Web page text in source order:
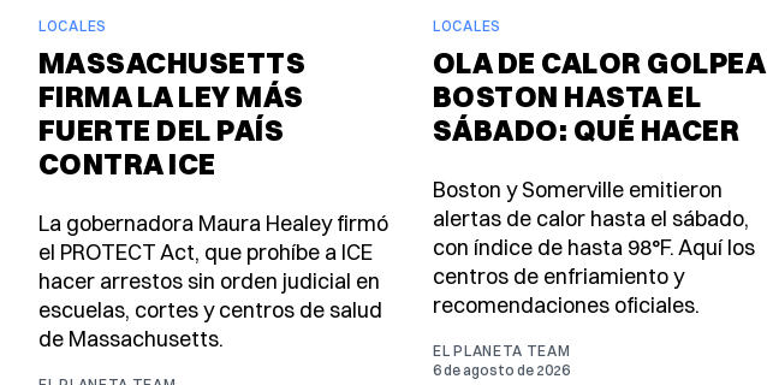
LOCALES
MASSACHUSETTS
FIRMA LA LEY MÁS
FUERTE DEL PAÍS
CONTRA ICE
La gobernadora Maura Healey firmó
el PROTECT Act, que prohíbe a ICE
hacer arrestos sin orden judicial en
escuelas, cortes y centros de salud
de Massachusetts.
LOCALES
OLA DE CALOR GOLPEA
BOSTON HASTA EL
SÁBADO: QUÉ HACER
Boston y Somerville emitieron
alertas de calor hasta el sábado,
con índice de hasta 98°F. Aquí los
centros de enfriamiento y
recomendaciones oficiales.
EL PLANETA TEAM
6 de agosto de 2026